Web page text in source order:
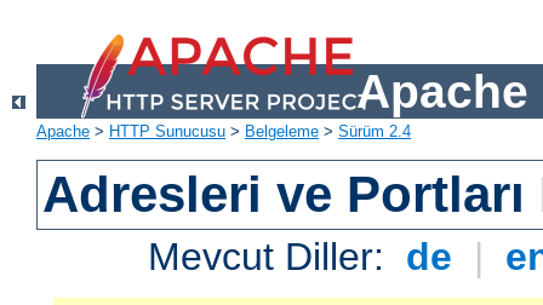
Apache
Apache > HTTP Sunucusu > Belgeleme > Sürüm 2.4
Adresleri ve Portları
Mevcut Diller: de |